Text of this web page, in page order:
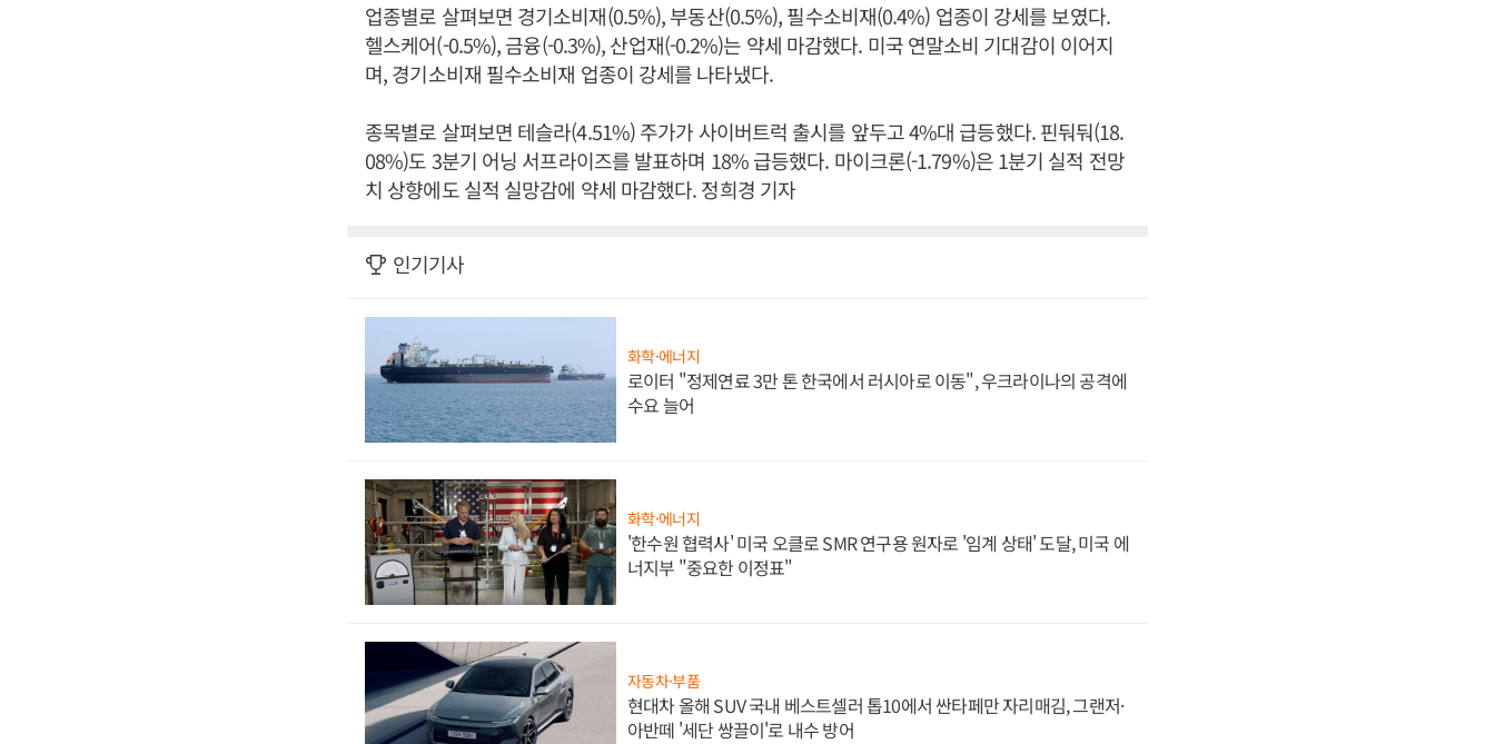
업종별로 살펴보면 경기소비재(0.5%), 부동산(0.5%), 필수소비재(0.4%) 업종이 강세를 보였다.
헬스케어(-0.5%), 금융(-0.3%), 산업재(-0.2%)는 약세 마감했다. 미국 연말소비 기대감이 이어지
며, 경기소비재 필수소비재 업종이 강세를 나타냈다.
종목별로 살펴보면 테슬라(4.51%) 주가가 사이버트럭 출시를 앞두고 4%대 급등했다. 핀둬둬(18.
08%)도 3분기 어닝 서프라이즈를 발표하며 18% 급등했다. 마이크론(-1.79%)은 1분기 실적 전망
치 상향에도 실적 실망감에 약세 마감했다. 정희경 기자
인기기사
화학·에너지
로이터 "정제연료 3만 톤 한국에서 러시아로 이동", 우크라이나의 공격에
수요 늘어
화학·에너지
'한수원 협력사' 미국 오클로 SMR 연구용 원자로 '임계 상태' 도달, 미국 에
너지부 "중요한 이정표"
자동차·부품
현대차 올해 SUV 국내 베스트셀러 톱10에서 싼타페만 자리매김, 그랜저·
아반떼 '세단 쌍끌이'로 내수 방어